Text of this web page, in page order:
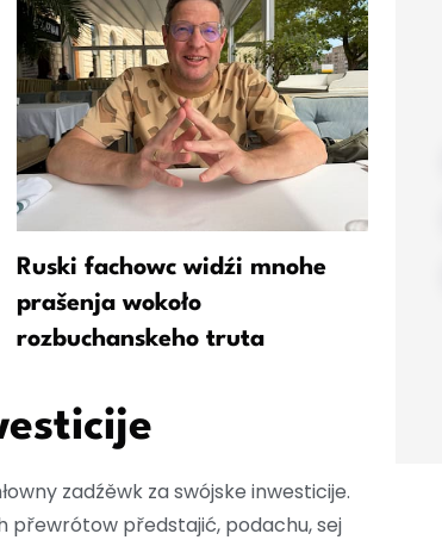
Ruski fachowc widźi mnohe
prašenja wokoło
rozbuchanskeho truta
zadźěwk za swójske inwesticije.
přewrótow předstajić, podachu, sej